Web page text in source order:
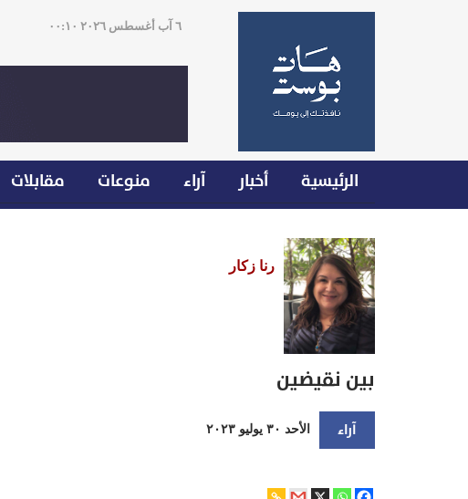
٦ آب أغسطس ٢٠٢٦ ٠٠:١٠
الرئيسية أخبار آراء منوعات مقابلات
رنا زكار
بين نقيضين
آراء الأحد ٣٠ يوليو ٢٠٢٣